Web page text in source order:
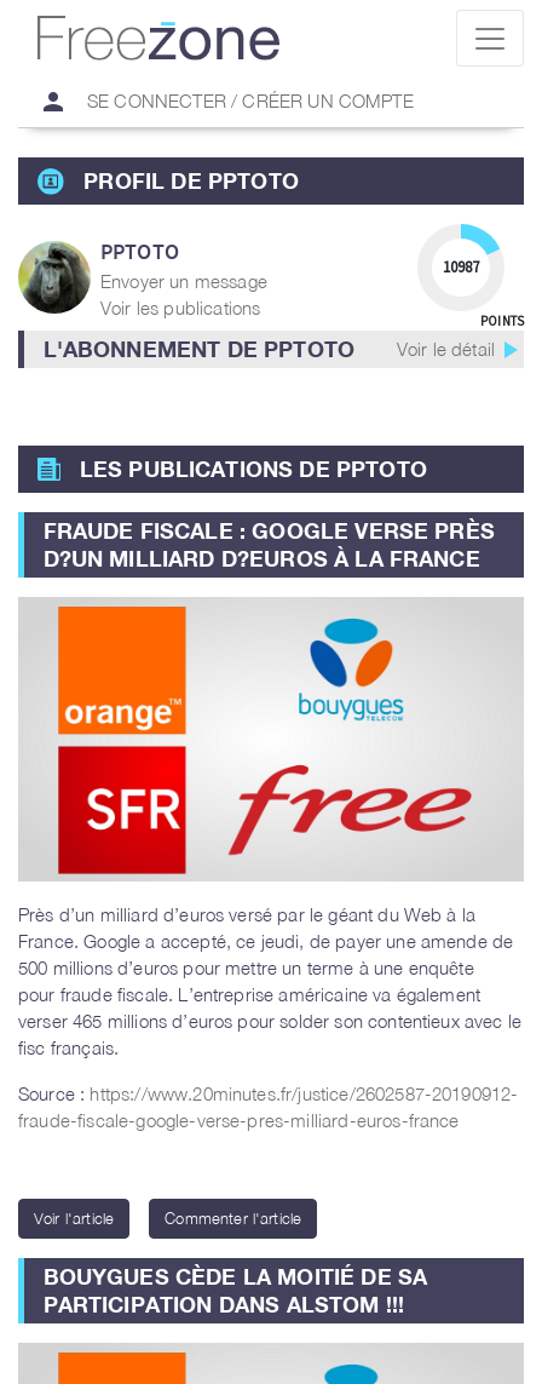
person SE CONNECTER / CRÉER UN COMPTE
PROFIL DE PPTOTO
PPTOTO
Envoyer un message
Voir les publications
10987
POINTS
L'ABONNEMENT DE PPTOTO Voir le détail play_arrow
LES PUBLICATIONS DE PPTOTO
FRAUDE FISCALE : GOOGLE VERSE PRÈS
D?UN MILLIARD D?EUROS À LA FRANCE
Près d’un milliard d’euros versé par le géant du Web à la
France. Google a accepté, ce jeudi, de payer une amende de
500 millions d’euros pour mettre un terme à une enquête
pour fraude fiscale. L’entreprise américaine va également
verser 465 millions d’euros pour solder son contentieux avec le
fisc français.
Source : https://www.20minutes.fr/justice/2602587-20190912-
fraude-fiscale-google-verse-pres-milliard-euros-france
Voir l'article Commenter l'article
BOUYGUES CÈDE LA MOITIÉ DE SA
PARTICIPATION DANS ALSTOM !!!